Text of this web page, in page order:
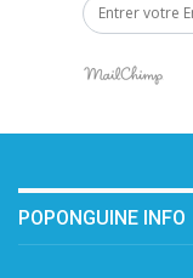
POPONGUINE INFO